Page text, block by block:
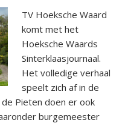
TV Hoeksche Waard
komt met het
Hoeksche Waards
Sinterklaasjournaal.
Het volledige verhaal
speelt zich af in de
Pieten doen er ook
burgemeester